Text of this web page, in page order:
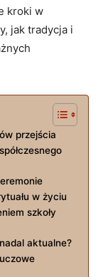
kroki w
jak tradycja i
przejścia
w życiu
szkoły
aktualne?